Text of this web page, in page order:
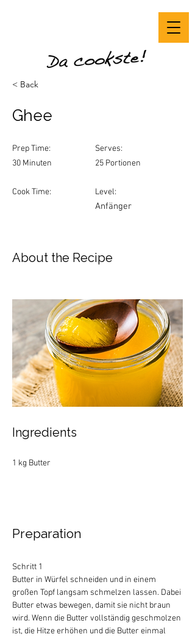
< Back
Ghee
Prep Time:
30 Minuten
Cook Time:
Serves:
25 Portionen
Level:
Anfänger
About the Recipe
Ingredients
1 kg Butter
Preparation
Schritt 1
Butter in Würfel schneiden und in einem
großen Topf langsam schmelzen lassen. Dabei
Butter etwas bewegen, damit sie nicht braun
wird. Wenn die Butter vollständig geschmolzen
ist, die Hitze erhöhen und die Butter einmal